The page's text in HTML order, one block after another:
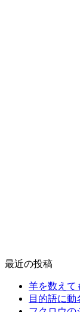
最近の投稿
羊を数えて
目的語に